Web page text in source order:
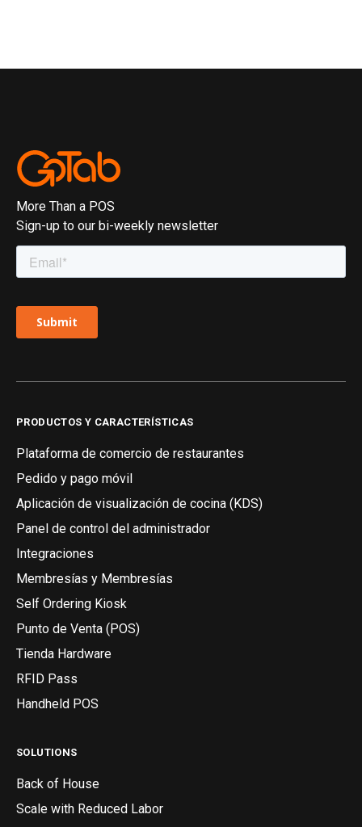
More Than a POS
Sign-up to our bi-weekly newsletter
PRODUCTOS Y CARACTERÍSTICAS
Plataforma de comercio de restaurantes
Pedido y pago móvil
Aplicación de visualización de cocina (KDS)
Panel de control del administrador
Integraciones
Membresías y Membresías
Self Ordering Kiosk
Punto de Venta (POS)
Tienda Hardware
RFID Pass
Handheld POS
SOLUTIONS
Back of House
Scale with Reduced Labor